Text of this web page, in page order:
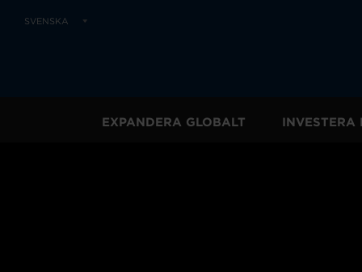
SVENSKA
EXPANDERA GLOBALT INVESTERA